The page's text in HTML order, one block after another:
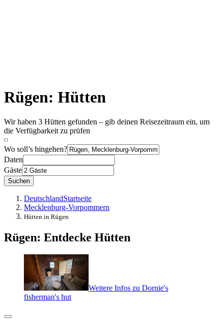
Rügen: Hütten
Wir haben 3 Hütten gefunden – gib deinen Reisezeitraum ein, um
die Verfügbarkeit zu prüfen
Wo soll’s hingehen?
Daten
Gäste
Suchen
DeutschlandStartseite
Mecklenburg-Vorpommern
Hütten in Rügen
Rügen: Entdecke Hütten
Weitere Infos zu Dornie's
fisherman's hut